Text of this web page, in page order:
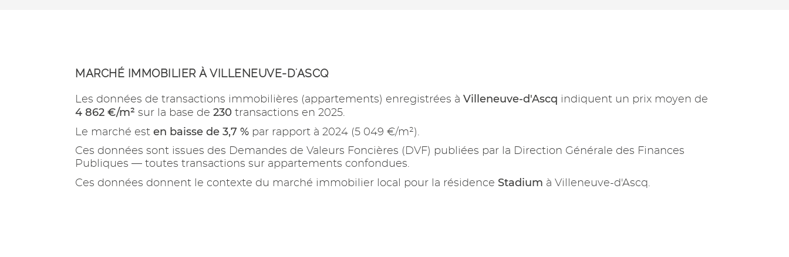
MARCHÉ IMMOBILIER À VILLENEUVE-D'ASCQ
Les données de transactions immobilières (appartements) enregistrées à Villeneuve-d'Ascq indiquent un prix moyen de
4 862 €/m² sur la base de 230 transactions en 2025.
Le marché est en baisse de 3,7 % par rapport à 2024 (5 049 €/m²).
Ces données sont issues des Demandes de Valeurs Foncières (DVF) publiées par la Direction Générale des Finances
Publiques — toutes transactions sur appartements confondues.
Ces données donnent le contexte du marché immobilier local pour la résidence Stadium à Villeneuve-d'Ascq.